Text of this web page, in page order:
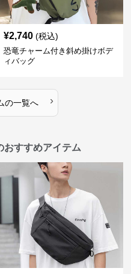
¥2,740 (税込)
恐竜チャーム付き斜め掛けボデ
ィバッグ
の一覧へ ›
おすすめアイテム